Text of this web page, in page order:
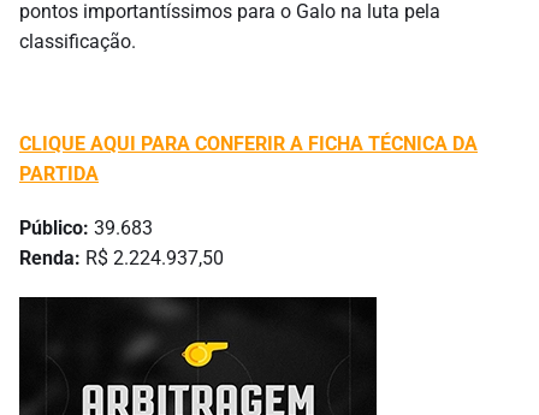
pontos importantíssimos para o Galo na luta pela
classificação.
CLIQUE AQUI PARA CONFERIR A FICHA TÉCNICA DA
PARTIDA
Público: 39.683
Renda: R$ 2.224.937,50